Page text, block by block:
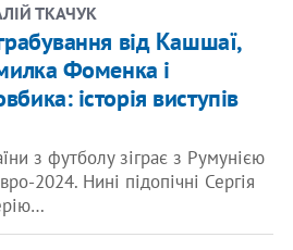
ТКАЧУК
від Кашшаї,
Фоменка і
історія виступів
з футболу зіграє з Румунією
2024. Нині підопічні Сергія